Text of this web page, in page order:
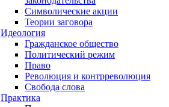
Символические акции
Теории заговора
Идеология
Гражданское общество
Политический режим
Право
Революция и контрреволюция
Свобода слова
Практика